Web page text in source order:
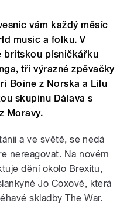
vám každý měsíc
music a folku. V
britskou písničkářku
tři výrazné zpěvačky
Boine z Norska a Lilu
skupinu Dálava s
Moravy.
a ve světě, se nedá
nereagovat. Na novém
dění okolo Brexitu,
Jo Coxové, která
skladby The War.